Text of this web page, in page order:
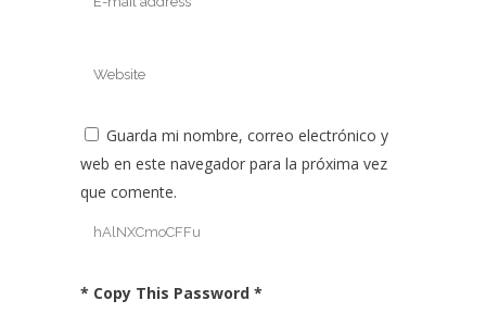
Guarda mi nombre, correo electrónico y
web en este navegador para la próxima vez
que comente.
* Copy This Password *